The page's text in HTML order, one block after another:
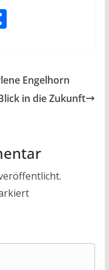
T
n Engelhorn
in die Zukunft